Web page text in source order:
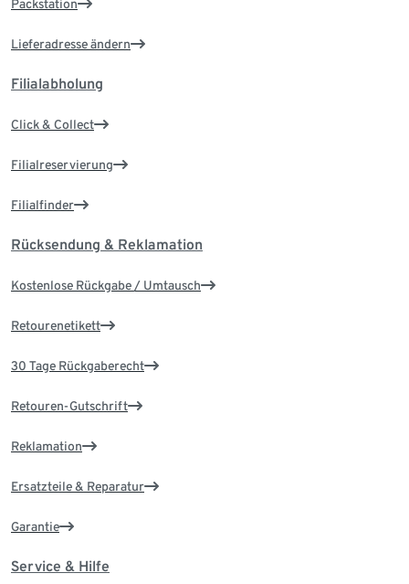
Packstation
Lieferadresse ändern
Filialabholung
Click & Collect
Filialreservierung
Filialfinder
Rücksendung & Reklamation
Kostenlose Rückgabe / Umtausch
Retourenetikett
30 Tage Rückgaberecht
Retouren-Gutschrift
Reklamation
Ersatzteile & Reparatur
Garantie
Service & Hilfe